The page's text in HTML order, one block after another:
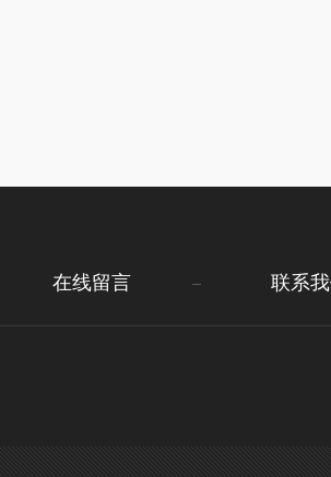
在线留言 联系